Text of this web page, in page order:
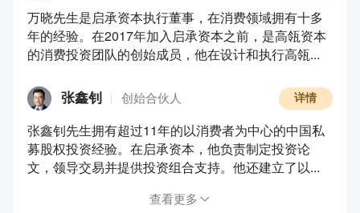
万晓先生是启承资本执行董事，在消费领域拥有十多
年的经验。在2017年加入启承资本之前，是高瓴资本
的消费投资团队的创始成员，他在设计和执行高瓴...
张鑫钊 创始合伙人
张鑫钊先生拥有超过11年的以消费者为中心的中国私
募股权投资经验。在启承资本，他负责制定投资论
文，领导交易并提供投资组合支持。他还建立了以...
详情
查看更多